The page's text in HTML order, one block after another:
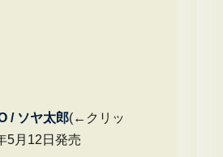
/ ソヤ太郎(←クリッ
月12日発売